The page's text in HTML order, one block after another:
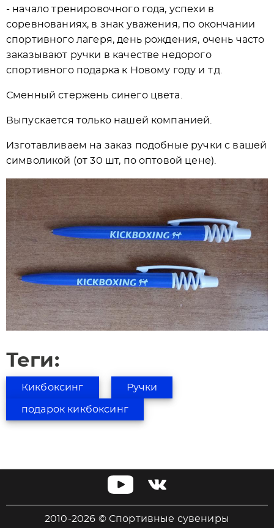
- начало тренировочного года, успехи в
соревнованиях, в знак уважения, по окончании
спортивного лагеря, день рождения, очень часто
заказывают ручки в качестве недорого
спортивного подарка к Новому году и т.д.
Сменный стержень синего цвета.
Выпускается только нашей компанией.
Изготавливаем на заказ подобные ручки с вашей
символикой (от 30 шт, по оптовой цене).
Теги:
Кикбоксинг Ручки
подарок кикбоксинг
2010-2026 © Спортивные сувениры